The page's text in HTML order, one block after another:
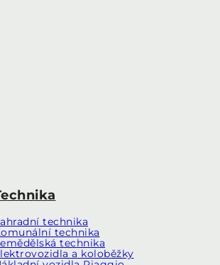
technika
technika
technika
a koloběžky